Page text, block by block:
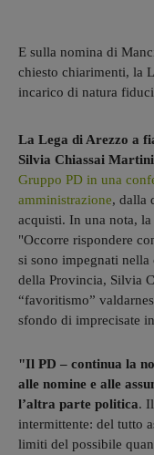
E sulla nomina di
chiesto chiarimenti, la
incarico di natura
La Lega di Arezzo a
Silvia Chiassai
Gruppo PD in una
amministrazione, dalla
acquisti. In una nota, la
"Occorre rispondere
si sono impegnati nella
della Provincia, Silvia
“favoritismo”
sfondo di imprecisate
"Il PD – continua la
alle nomine e alle
l’altra parte politica.
intermittente: del tutto
limiti del possibile